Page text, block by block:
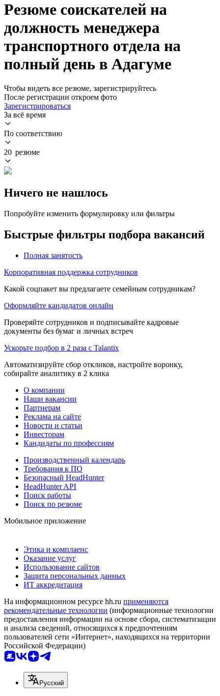
Резюме соискателей на
должность менеджера
транспортного отдела на
полный день в Адагуме
Чтобы видеть все резюме, зарегистрируйтесь
После регистрации откроем фото
Зарегистрироваться
За всё время
По соответствию
20 резюме
Ничего не нашлось
Попробуйте изменить формулировку или фильтры
Быстрые фильтры подбора вакансий
Полная занятость
Корпоративная поддержка сотрудников
Какой соцпакет вы предлагаете семейным сотрудникам?
Оформляйте кандидатов онлайн
Проверяйте сотрудников и подписывайте кадровые
документы без бумаг и личных встреч
Ускорьте подбор в 2 раза с Talantix
Автоматизируйте сбор откликов, настройте воронку,
собирайте аналитику в 2 клика
О компании
Наши вакансии
Партнерам
Реклама на сайте
Новости и статьи
Инвесторам
Кандидаты по профессиям
Производственный календарь
Требования к ПО
Безопасный HeadHunter
HeadHunter API
Поиск работы
Поиск по резюме
Мобильное приложение
Этика и комплаенс
Оказание услуг
Использование сайтов
Защита персональных данных
ИТ аккредитация
На информационном ресурсе hh.ru применяются
рекомендательные технологии (информационные технологии
предоставления информации на основе сбора, систематизации
и анализа сведений, относящихся к предпочтениям
пользователей сети «Интернет», находящихся на территории
Российской Федерации)
Русский